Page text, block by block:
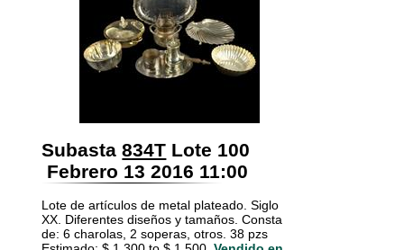
Subasta 834T Lote 100
Febrero 13 2016 11:00
Lote de artículos de metal plateado. Siglo
XX. Diferentes diseños y tamaños. Consta
de: 6 charolas, 2 soperas, otros. 38 pzs